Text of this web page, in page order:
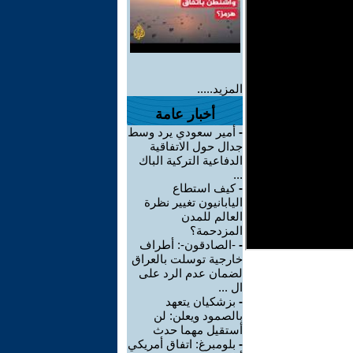
المزيد.....
أخبار عامة
- أمير سعودي يرد وسط
جدال حول الاتفاقية
الدفاعية التركية الباك
...
-كيف استطاع
اليابانيون تغيير نظرة
العالم للمدن
المزدحمة؟
- -الصادقون-: أطراف
خارجية توسلت بالعراق
لضمان عدم الرد على
ال ...
- بزشكيان يتعهد
بالصمود ويعلن: لن
أستقيل مهما حدث
- بلومبرغ: اتفاق أمريكي